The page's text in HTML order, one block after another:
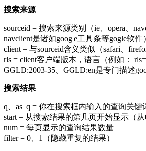
搜索来源
sourceid = 搜索来源类别（ie、opera、
navclient是诸如google工具条等gogle软件）
client = 与sourceid含义类似（safari、
rls = client客户端版本，语言（例如：
GGLD:2003-35、GGLD:en是专门描述
搜索结果
q、as_q = 你在搜索框内输入的查询关键
start = 从搜索结果的第几页开始显示（从
num = 每页显示的查询结果数量
filter = 0、1（隐藏重复的结果）